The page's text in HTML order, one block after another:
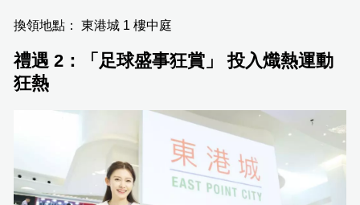
換領地點： 東港城 1 樓中庭
禮遇 2：「足球盛事狂賞」 投入熾熱運動
狂熱